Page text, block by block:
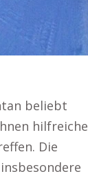
beliebt
hilfreiche
Die